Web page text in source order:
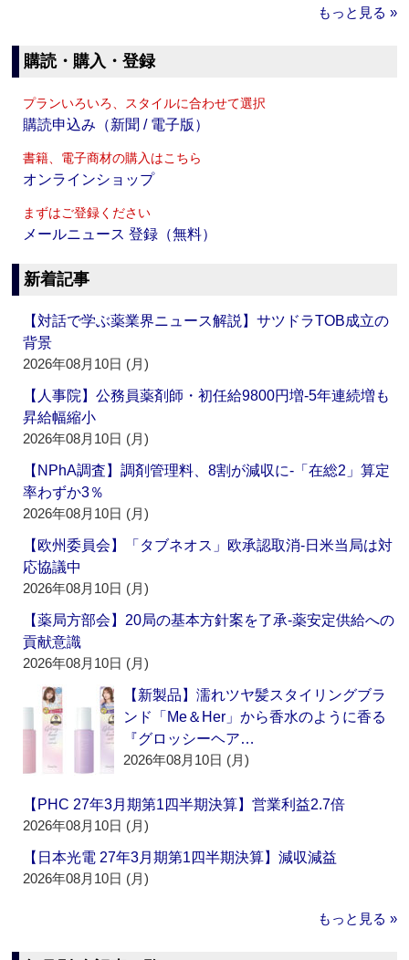
もっと見る »
購読・購入・登録
プランいろいろ、スタイルに合わせて選択
購読申込み（新聞 / 電子版）
書籍、電子商材の購入はこちら
オンラインショップ
まずはご登録ください
メールニュース 登録（無料）
新着記事
【対話で学ぶ薬業界ニュース解説】サツドラTOB成立の
背景
2026年08月10日 (月)
【人事院】公務員薬剤師・初任給9800円増‐5年連続増も
昇給幅縮小
2026年08月10日 (月)
【NPhA調査】調剤管理料、8割が減収に‐「在総2」算定
率わずか3％
2026年08月10日 (月)
【欧州委員会】「タブネオス」欧承認取消‐日米当局は対
応協議中
2026年08月10日 (月)
【薬局方部会】20局の基本方針案を了承‐薬安定供給への
貢献意識
2026年08月10日 (月)
【新製品】濡れツヤ髪スタイリングブラ
ンド「Me＆Her」から香水のように香る
『グロッシーヘア…
2026年08月10日 (月)
【PHC 27年3月期第1四半期決算】営業利益2.7倍
2026年08月10日 (月)
【日本光電 27年3月期第1四半期決算】減収減益
2026年08月10日 (月)
もっと見る »